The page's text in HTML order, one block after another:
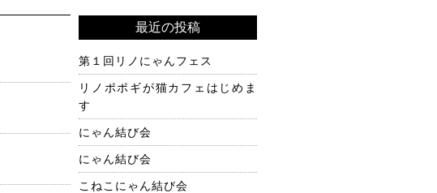
最近の投稿
第１回リノにゃんフェス
リノポポギが猫カフェはじめま
す
にゃん結び会
にゃん結び会
こねこにゃん結び会